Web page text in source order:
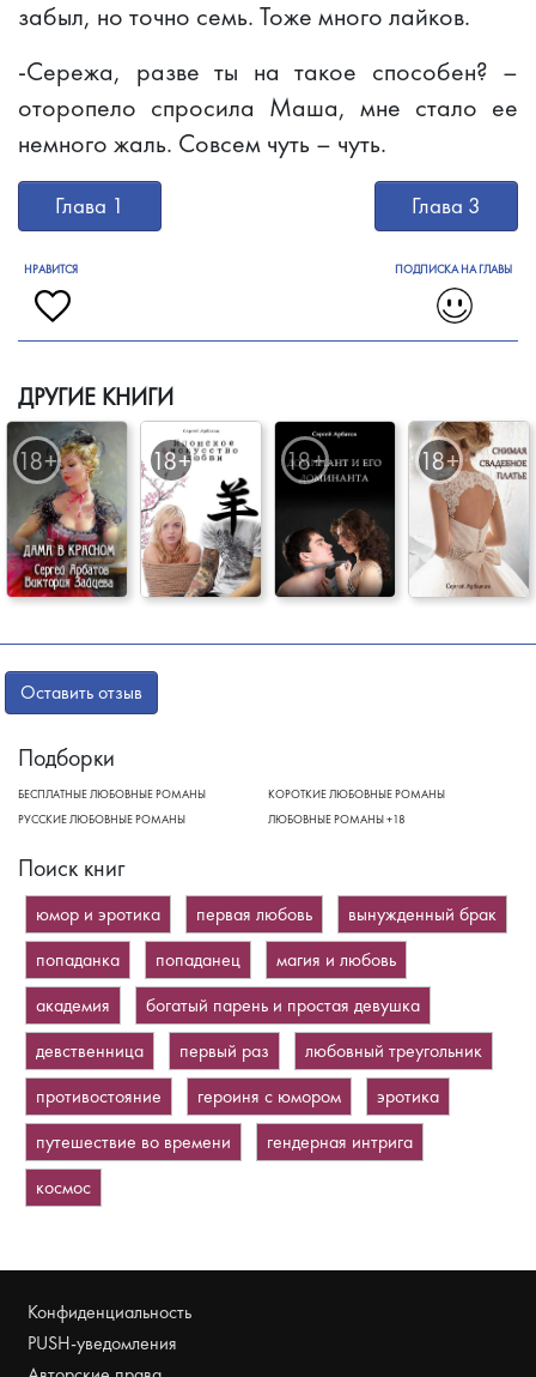
забыл, но точно семь. Тоже много лайков.
-Сережа, разве ты на такое способен? –
оторопело спросила Маша, мне стало ее
немного жаль. Совсем чуть – чуть.
Глава 1 Глава 3
НРАВИТСЯ ПОДПИСКА НА ГЛАВЫ
ДРУГИЕ КНИГИ
Оставить отзыв
Подборки
БЕСПЛАТНЫЕ ЛЮБОВНЫЕ РОМАНЫ
КОРОТКИЕ ЛЮБОВНЫЕ РОМАНЫ
РУССКИЕ ЛЮБОВНЫЕ РОМАНЫ
ЛЮБОВНЫЕ РОМАНЫ +18
Поиск книг
юмор и эротика первая любовь
вынужденный брак
попаданка
попаданец
магия и любовь
академия
богатый парень и простая девушка
девственница
первый раз
любовный треугольник
противостояние
героиня с юмором
эротика
путешествие во времени
гендерная интрига
космос
Конфиденциальность
PUSH-уведомления